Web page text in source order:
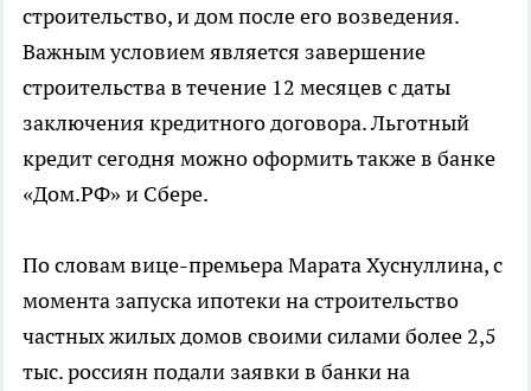
строительство, и дом после его возведения.
Важным условием является завершение
строительства в течение 12 месяцев с даты
заключения кредитного договора. Льготный
кредит сегодня можно оформить также в банке
«Дом.РФ» и Сбере.
По словам вице-премьера Марата Хуснуллина, с
момента запуска ипотеки на строительство
частных жилых домов своими силами более 2,5
тыс. россиян подали заявки в банки на